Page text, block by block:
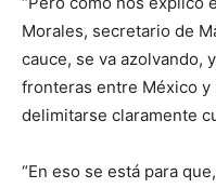
Morales, secretario de
cauce, se va azolvando,
fronteras entre México y
delimitarse claramente
“En eso se está para